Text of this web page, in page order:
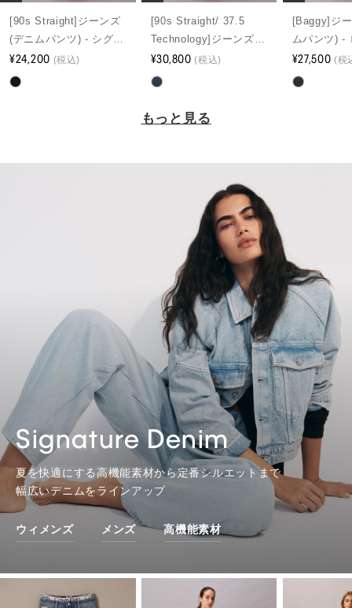
[90s Straight]ジーンズ
(デニムパンツ) - シグネ
チャー90’S ストレート
ジーンズ
¥24,200 (税込)
[90s Straight/ 37.5
Technology]ジーンズ
(デニムパンツ) - 90s ス
トレートインディゴス
¥30,800(税込)
[Baggy]ジ
ムパンツ) -
バギージー
¥27,500(税
もっと見る
Signature Denim
夏を快適にする高機能素材から定番シルエットまで
幅広いデニムをラインアップ
ウィメンズ メンズ 高機能素材